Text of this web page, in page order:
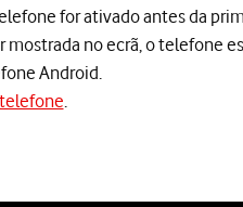
for ativado antes da
mostrada no ecrã, o telefone
Android.